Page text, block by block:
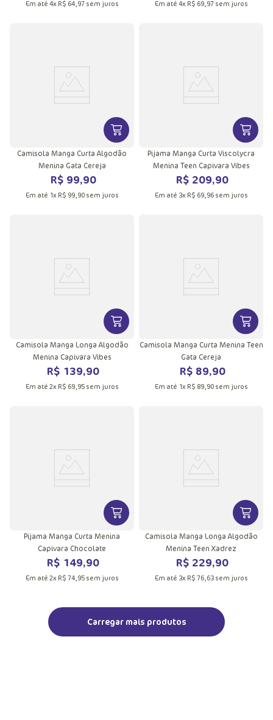
Em até 4x R$ 64, 97sem juros Em até 4x R$ 69, 97sem juros
VER MAIS INFORMAÇÕES DO
Camisola Manga Curta Algodão
Menina Gata Cereja
R$ 99,90
Em até 1x R$ 99, 90sem juros
VER
Pijama Manga Curta Viscolycra
Menina Teen Capivara Vibes
R$ 209,90
Em até 3x R$ 69, 96sem juros
VER MAIS INFORMAÇÕES DO
Camisola Manga Longa Algodão
Menina Capivara Vibes
R$ 139,90
Em até 2x R$ 69, 95sem juros
VER
Camisola Manga Curta Menina Teen
Gata Cereja
R$ 89,90
Em até 1x R$ 89, 90sem juros
VER MAIS INFORMAÇÕES DO
Pijama Manga Curta Menina
Capivara Chocolate
R$ 149,90
Em até 2x R$ 74, 95sem juros
VER
Camisola Manga Longa Algodão
Menina Teen Xadrez
R$ 229,90
Em até 3x R$ 76, 63sem juros